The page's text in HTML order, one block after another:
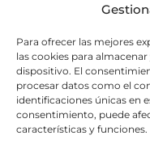
Para ofrecer las mejores
las cookies para
dispositivo. El
procesar datos como el
identificaciones únicas en
consentimiento, puede
características y funciones.
Amb el suport de